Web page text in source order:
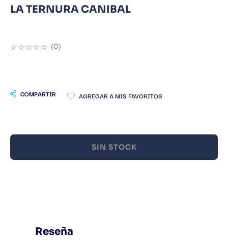
LA TERNURA CANIBAL
☆☆☆☆☆ (0)
COMPARTIR
SIN STOCK
Reseña